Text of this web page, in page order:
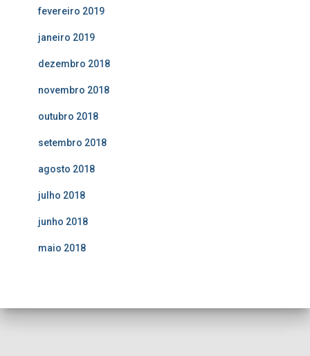
fevereiro 2019
janeiro 2019
dezembro 2018
novembro 2018
outubro 2018
setembro 2018
agosto 2018
julho 2018
junho 2018
maio 2018